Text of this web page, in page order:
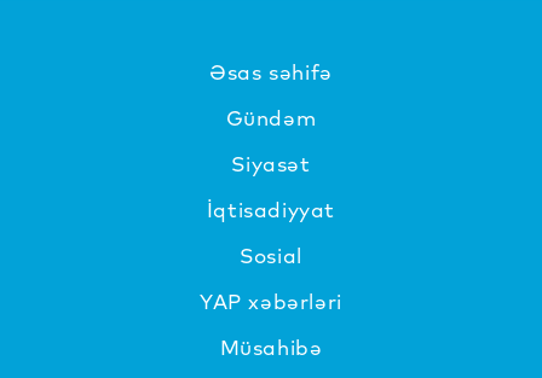
Əsas səhifə
Gündəm
Siyasət
İqtisadiyyat
Sosial
YAP xəbərləri
Müsahibə